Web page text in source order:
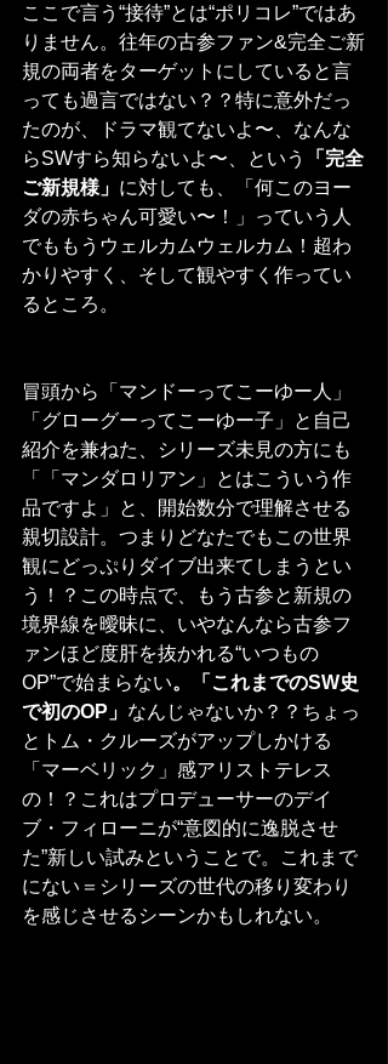
ここで言う“接待”とは“ポリコレ”ではあ
りません。往年の古参ファン&完全ご新
規の両者をターゲットにしていると言
っても過言ではない？？特に意外だっ
たのが、ドラマ観てないよ〜、なんな
らSWすら知らないよ〜、という
「完全
ご新規様」 に対しても、「何このヨー
ダの赤ちゃん可愛い〜！」っていう人
でももうウェルカムウェルカム！超わ
かりやすく、そして観やすく作ってい
るところ。
冒頭から「マンドーってこーゆー人」
「グローグーってこーゆー子」と自己
紹介を兼ねた、シリーズ未見の方にも
「「マンダロリアン」とはこういう作
品ですよ」と、開始数分で理解させる
親切設計。つまりどなたでもこの世界
観にどっぷりダイブ出来てしまうとい
う！？この時点で、もう古参と新規の
境界線を曖昧に、いやなんなら古参フ
ァンほど度肝を抜かれる“いつもの
OP”で始まらない。「これまでのSW史
で初のOP」 なんじゃないか？？ちょっ
とトム・クルーズがアップしかける
「マーベリック」感アリストテレス
の！？これはプロデューサーのデイ
ブ・フィローニが“意図的に逸脱させ
た”新しい試みということで。これまで
にない＝シリーズの世代の移り変わり
を感じさせるシーンかもしれない。